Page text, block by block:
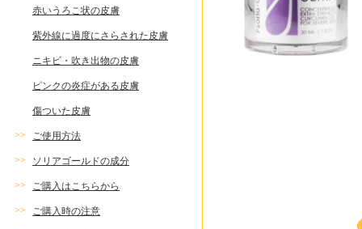
赤いうろこ状の皮膚
紫外線に過度にさらされた皮膚
ニキビ・吹き出物の皮膚
ピンクの炎症がある皮膚
傷ついた皮膚
>> ご使用方法
>> ソリアゴールドの成分
>> ご購入はこちらから
>> ご購入時の注意